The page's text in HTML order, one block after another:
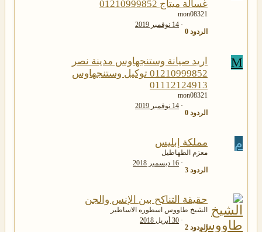
غسالة ميتاج 01210999852
mon08321
الردود 0
14 نوفمبر 2019
M
اريد صيانة وستنجهاوس مدينة نصر
01210999852 توكيل وستنجهاوس
01112124913
mon08321
الردود 0
14 نوفمبر 2019
م مملكة إبليس
معزم الطهاطيل
الردود 3
16 ديسمبر 2018
حقيقة التناكح بين الإنس والجن
الشيخ طاووس اسطوره الاساطير
الردود 2
30 أبريل 2018